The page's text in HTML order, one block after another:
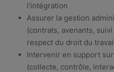
l’intégration
Assurer la gestion
(contrats, avenants,
respect du droit du
Intervenir en support
(collecte, contrôle,